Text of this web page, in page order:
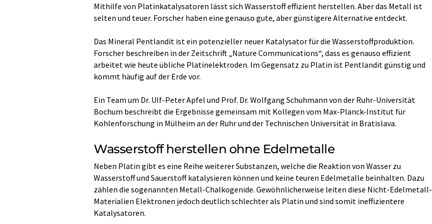
Mithilfe von Platinkatalysatoren lässt sich Wasserstoff effizient herstellen. Aber das Metall ist
selten und teuer. Forscher haben eine genauso gute, aber günstigere Alternative entdeckt.
Das Mineral Pentlandit ist ein potenzieller neuer Katalysator für die Wasserstoffproduktion.
Forscher beschreiben in der Zeitschrift „Nature Communications“, dass es genauso effizient
arbeitet wie heute übliche Platinelektroden. Im Gegensatz zu Platin ist Pentlandit günstig und
kommt häufig auf der Erde vor.
Ein Team um Dr. Ulf-Peter Apfel und Prof. Dr. Wolfgang Schuhmann von der Ruhr-Universität
Bochum beschreibt die Ergebnisse gemeinsam mit Kollegen vom Max-Planck-Institut für
Kohlenforschung in Mülheim an der Ruhr und der Technischen Universität in Bratislava.
Wasserstoff herstellen ohne Edelmetalle
Neben Platin gibt es eine Reihe weiterer Substanzen, welche die Reaktion von Wasser zu
Wasserstoff und Sauerstoff katalysieren können und keine teuren Edelmetalle beinhalten. Dazu
zählen die sogenannten Metall-Chalkogenide. Gewöhnlicherweise leiten diese Nicht-Edelmetall-
Materialien Elektronen jedoch deutlich schlechter als Platin und sind somit ineffizientere
Katalysatoren.